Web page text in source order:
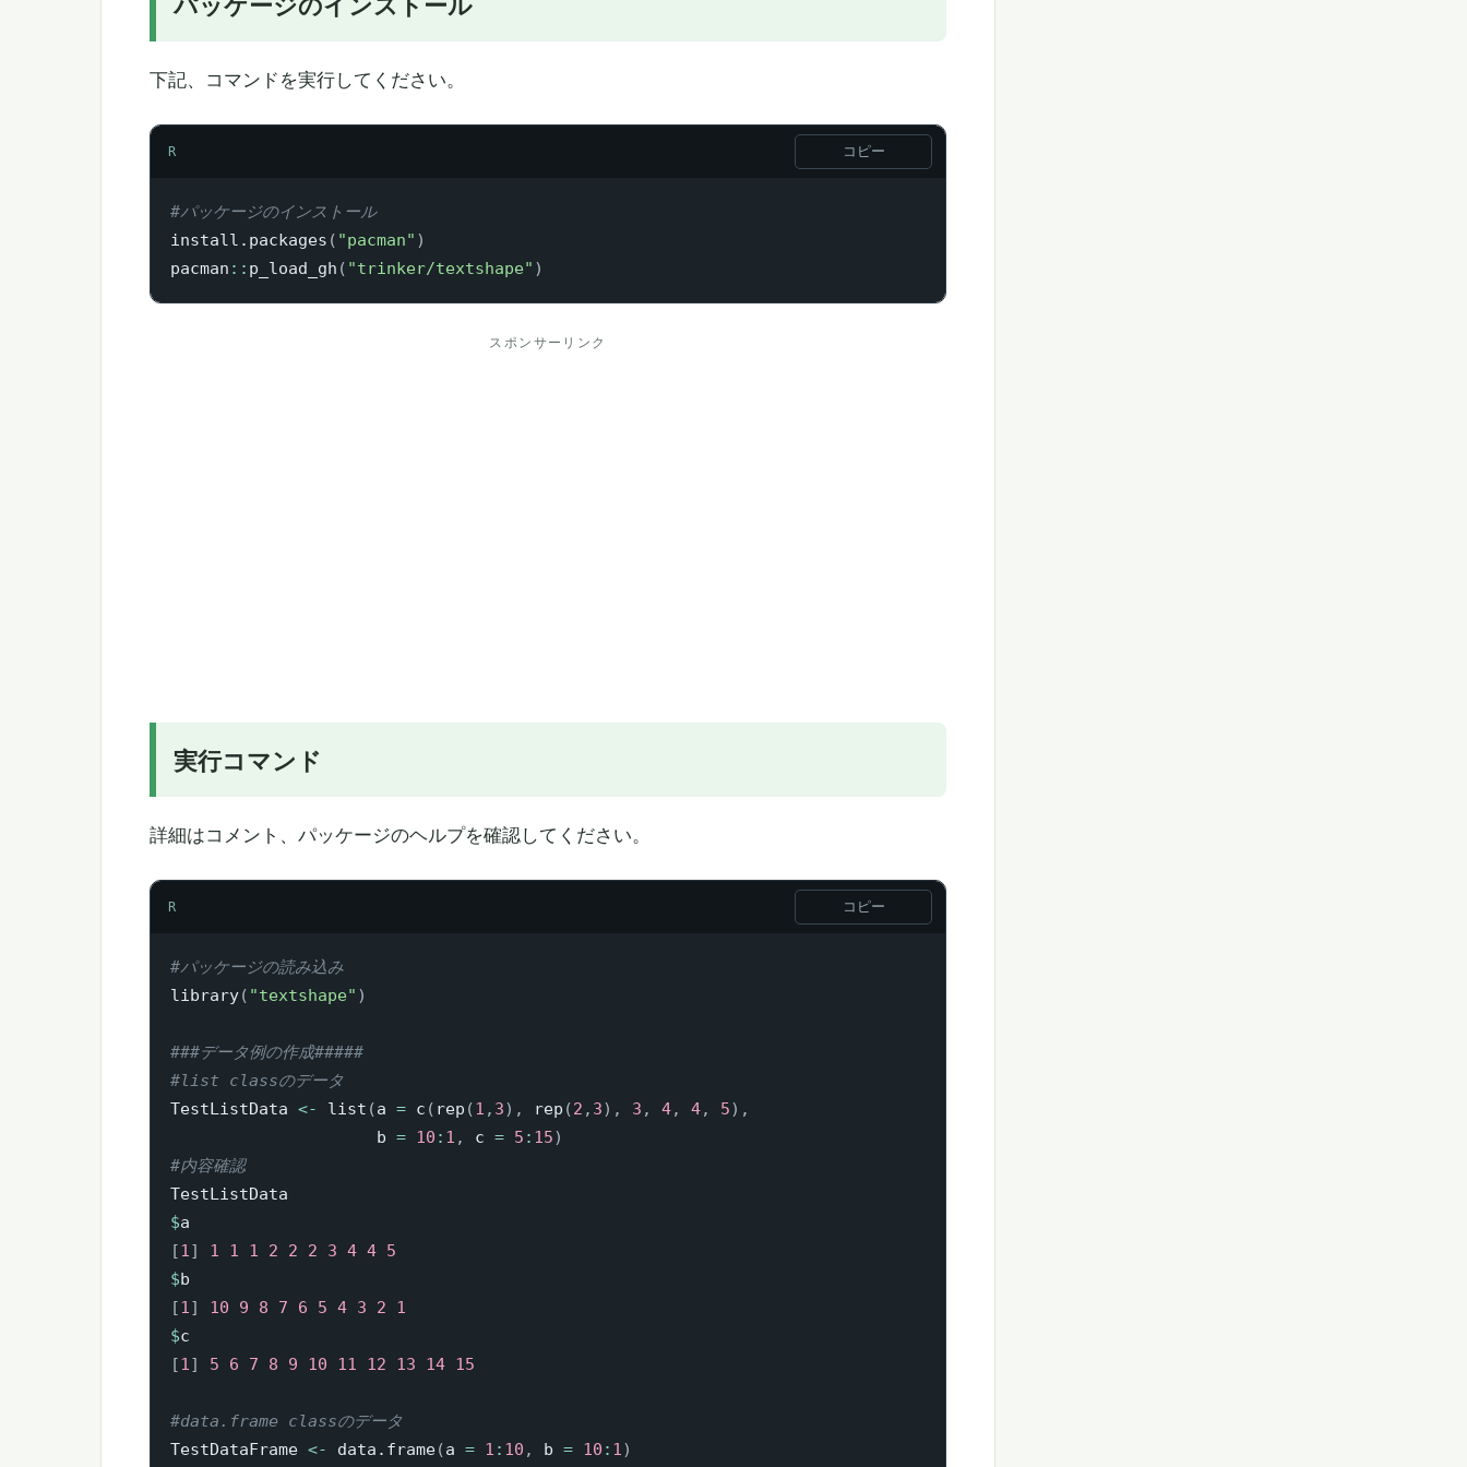
下記、コマンドを実行してください。
R コピー
#パッケージのインストール
install.packages ( "pacman" )
pacman :: p_load_gh ( "trinker/textshape" )
スポンサーリンク
実行コマンド
詳細はコメント、パッケージのヘルプを確認してください。
R コピー
#パッケージの読み込み
library( "textshape" )
###データ例の作成#####
#list classのデータ
TestListData <- list (a = c ( rep (1 , 3) , rep (2 , 3) , 3 , 4, 4, 5) ,
                     b
= 10 : 1 , c = 5 : 15)
#内容確認
$
[1] 1 1 1 2 2 2 3 4 4 5
$
[1] 10 9 8 7 6 5 4 3 2
1
$
[1] 5 6 7 8 9 10 11 12 13 14 15
#data.frame classのデータ
TestDataFrame <- data.frame(a = 1 : 10 , b = 10 : 1)